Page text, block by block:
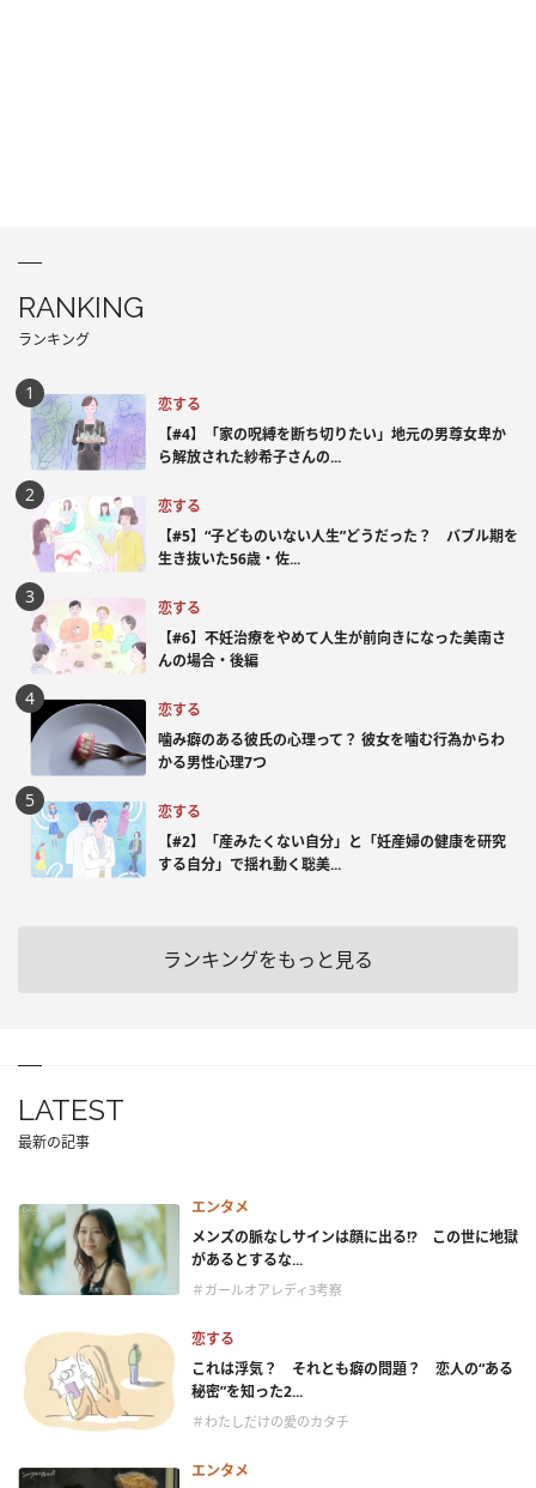
RANKING
ランキング
恋する
【#4】「家の呪縛を断ち切りたい」地元の男尊女卑か
ら解放された紗希子さんの...
恋する
【#5】“子どものいない人生”どうだった？ バブル期を
生き抜いた56歳・佐...
恋する
【#6】不妊治療をやめて人生が前向きになった美南さ
んの場合・後編
恋する
噛み癖のある彼氏の心理って？ 彼女を噛む行為からわ
かる男性心理7つ
恋する
【#2】「産みたくない自分」と「妊産婦の健康を研究
する自分」で揺れ動く聡美...
ランキングをもっと見る
LATEST
最新の記事
エンタメ
メンズの脈なしサインは顔に出る!? この世に地獄
があるとするな...
＃ガールオアレディ3考察
恋する
これは浮気？ それとも癖の問題？ 恋人の“ある
秘密”を知った2...
＃わたしだけの愛のカタチ
エンタメ